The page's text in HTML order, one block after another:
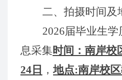
二、拍摄时间及
2026届毕业生
息采集时间：南岸校
24 日 ，地点:南岸校